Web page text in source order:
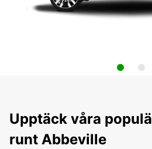
Upptäck våra
runt Abbeville